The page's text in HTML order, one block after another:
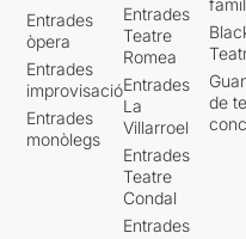
Entrades
òpera
Entrades
improvisació
Entrades
monòlegs
Entrades
Teatre
Romea
Entrades
La
Villarroel
Entrades
Teatre
Condal
Entrades
de